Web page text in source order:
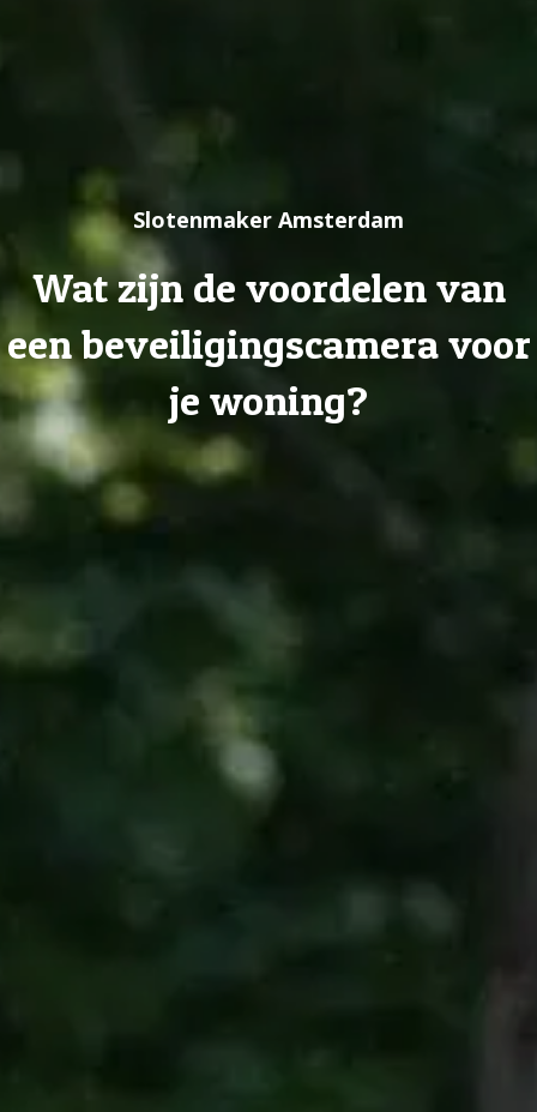
Slotenmaker Amsterdam
Wat zijn de voordelen van
een beveiligingscamera voor
je woning?